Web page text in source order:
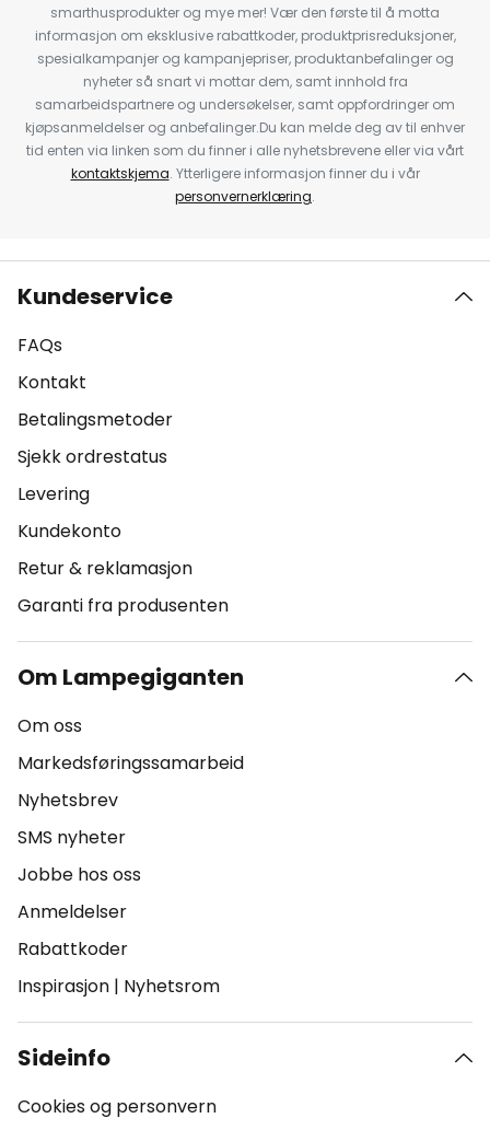
smarthusprodukter og mye mer! Vær den første til å motta
informasjon om eksklusive rabattkoder, produktprisreduksjoner,
spesialkampanjer og kampanjepriser, produktanbefalinger og
nyheter så snart vi mottar dem, samt innhold fra
samarbeidspartnere og undersøkelser, samt oppfordringer om
kjøpsanmeldelser og anbefalinger.Du kan melde deg av til enhver
tid enten via linken som du finner i alle nyhetsbrevene eller via vårt
kontaktskjema. Ytterligere informasjon finner du i vår
personvernerklæring.
Kundeservice
FAQs
Kontakt
Betalingsmetoder
Sjekk ordrestatus
Levering
Kundekonto
Retur & reklamasjon
Garanti fra produsenten
Om Lampegiganten
Om oss
Markedsføringssamarbeid
Nyhetsbrev
SMS nyheter
Jobbe hos oss
Anmeldelser
Rabattkoder
Inspirasjon | Nyhetsrom
Sideinfo
Cookies og personvern